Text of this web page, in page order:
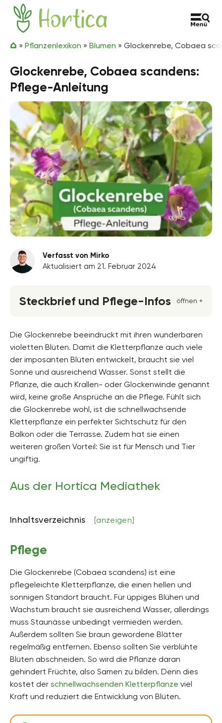
Zum Inhalt springen
Hortica
» Pflanzenlexikon » Blumen » Glockenrebe, Cobaea
Glockenrebe, Cobaea scandens:
Pflege-Anleitung
Verfasst von Mirko
Aktualisiert am 21. Februar 2024
Steckbrief und Pflege-Infos öffnen +
violett
Standort
Sonnig
Blütezeit
Wuchsform
aufrecht, ausladend, buschig, mehrjährig,
Kletterpflanze, Staude, Überhängend
Höhe
steinig, sandig, lehmig
mäßig feucht, frisch
Kalktolerant
Humus
Giftig
Nein
Sperrkrautgewächse, Polemoniaceae
Pflanzenarten
Gartenpflanzen, Beetpflanzen, Kübelpflanzen,
Balkonpflanzen, Duftpflanzen
Die Glockenrebe beeindruckt mit ihren wunderbaren
violetten Blüten. Damit die Kletterpflanze auch viele
der imposanten Blüten entwickelt, braucht sie viel
Sonne und ausreichend Wasser. Sonst stellt die
Pflanze, die auch Krallen- oder Glockenwinde genannt
wird, keine große Ansprüche an die Pflege. Fühlt sich
die Glockenrebe wohl, ist die schnellwachsende
Kletterpflanze ein perfekter Sichtschutz für den
Balkon oder die Terrasse. Zudem hat sie einen
weiteren großen Vorteil: Sie ist für Mensch und Tier
ungiftig.
Aus der Hortica Mediathek
Inhaltsverzeichnis [anzeigen]
Pflege
Die Glockenrebe (Cobaea scandens) ist eine
pflegeleichte Kletterpflanze, die einen hellen und
sonnigen Standort braucht. Für üppiges Blühen und
Wachstum braucht sie ausreichend Wasser, allerdings
muss Staunässe unbedingt vermieden werden.
Außerdem sollten Sie braun gewordene Blätter
regelmäßig entfernen. Ebenso sollten Sie verblühte
Blüten abschneiden. So wird die Pflanze daran
gehindert Früchte, also Samen zu bilden. Denn dies
kostet der schnellwachsenden Kletterpflanze viel
Kraft und reduziert die Entwicklung von Blüten.